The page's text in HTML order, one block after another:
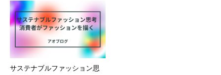
サステナブルファッション思